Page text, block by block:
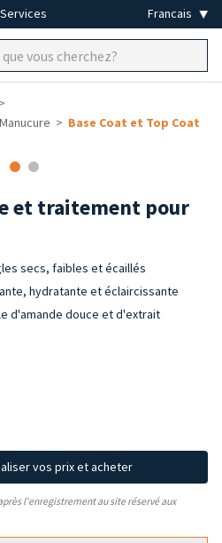
Base Coat et Top Coat
et traitement pour
secs, faibles et écaillés
hydratante et éclaircissante
d'amande douce et d'extrait
vos prix et acheter
l'enregistrement au site réservé aux